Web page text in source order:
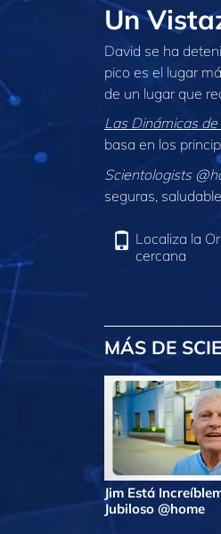
Un
David se ha
pico es el lugar
de un lugar que
Las Dinámicas de
basa en los
Scientologists
seguras,
Localiza la
cercana
MÁS DE
Jim Está
Jubiloso @home